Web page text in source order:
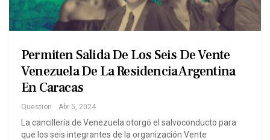
Permiten Salida De Los Seis De Vente
Venezuela De La Residencia Argentina
En Caracas
Question Abr 5, 2024
La cancillería de Venezuela otorgó el salvoconducto para
que los seis integrantes de la organización Vente